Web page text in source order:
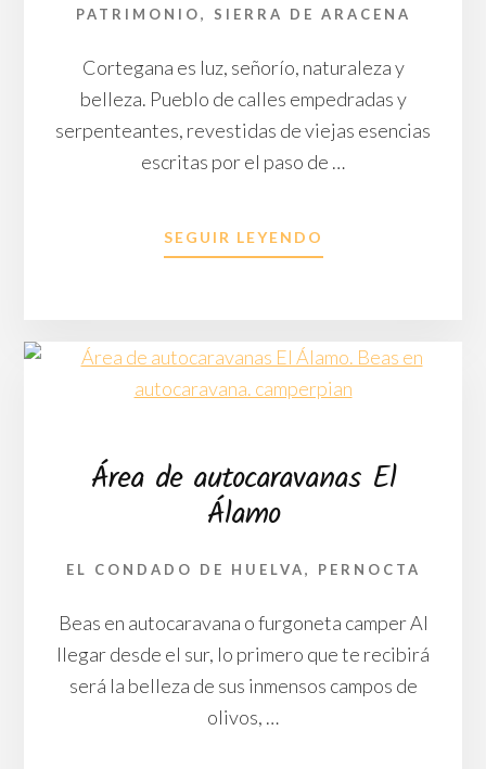
AUTOCARAVANA
FURGONETA
CAMPER
PATRIMONIO, SIERRA DE ARACENA
Cortegana es luz, señorío, naturaleza y
belleza. Pueblo de calles empedradas y
serpenteantes, revestidas de viejas esencias
escritas por el paso de …
SEGUIR LEYENDO
DE
AUTOCARAVANA
O
FURGONETA
Área de autocaravanas El
Álamo
EL CONDADO DE HUELVA, PERNOCTA
Beas en autocaravana o furgoneta camper Al
llegar desde el sur, lo primero que te recibirá
será la belleza de sus inmensos campos de
olivos, …